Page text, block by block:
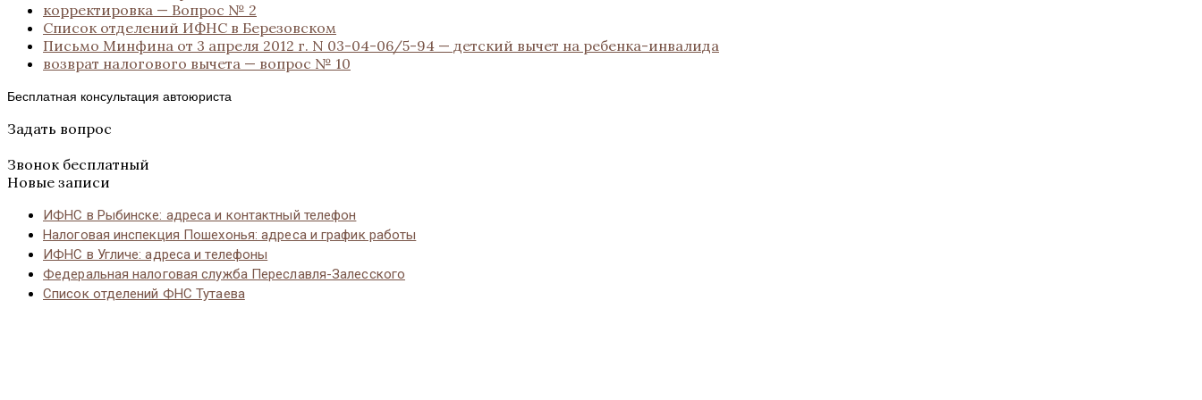
корректировка — Вопрос № 2
Список отделений ИФНС в Березовском
Письмо Минфина от 3 апреля 2012 г. N 03-04-06/5-94 — детский вычет на ребенка-инвалида
возврат налогового вычета — вопрос № 10
Бесплатная консультация автоюриста
Задать вопрос
Звонок бесплатный
Новые записи
ИФНС в Рыбинске: адреса и контактный телефон
Налоговая инспекция Пошехонья: адреса и график работы
ИФНС в Угличе: адреса и телефоны
Федеральная налоговая служба Переславля-Залесского
Список отделений ФНС Тутаева